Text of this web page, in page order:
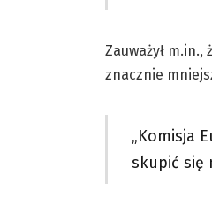
Zauważył
znacznie
„Komisja
skupić się